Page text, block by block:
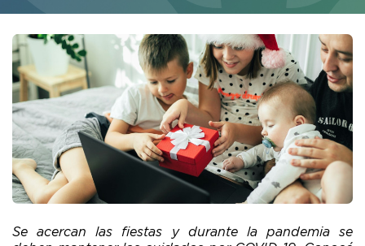
Se acercan las fiestas y durante la pandemia se